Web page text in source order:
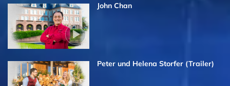
John Chan
Peter und Helena Storfer (Trailer)